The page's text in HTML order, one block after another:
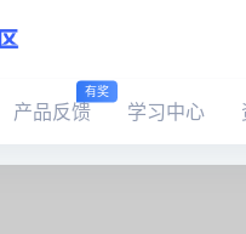
产品反馈
有奖
学习中心